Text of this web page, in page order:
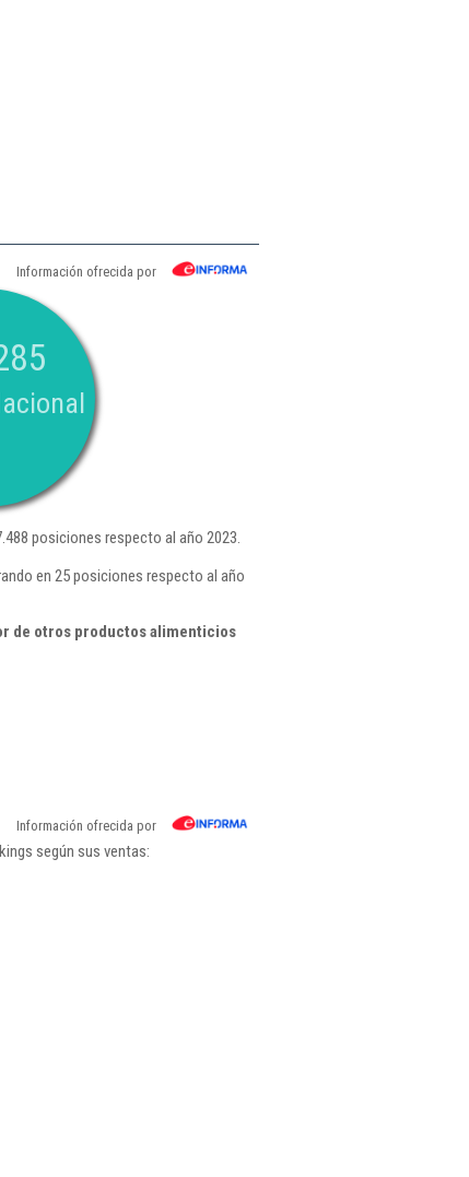
Información ofrecida por
posiciones respecto al año 2023.
en 25 posiciones respecto al año
de otros productos alimenticios
Información ofrecida por
según sus ventas: